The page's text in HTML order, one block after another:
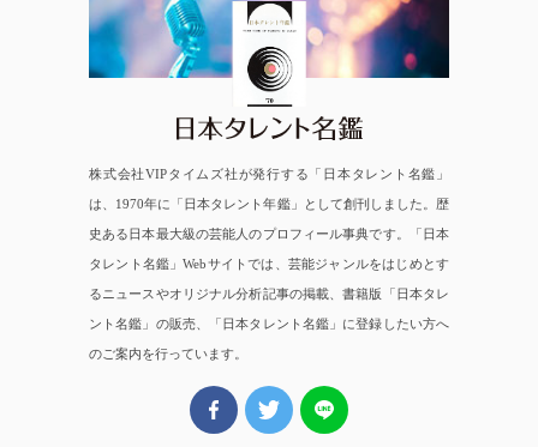
日本タレント名鑑
株式会社VIPタイムズ社が発行する「日本タレント名鑑」
は、1970年に「日本タレント年鑑」として創刊しました。歴
史ある日本最大級の芸能人のプロフィール事典です。「日本
タレント名鑑」Webサイトでは、芸能ジャンルをはじめとす
るニュースやオリジナル分析記事の掲載、書籍版「日本タレ
ント名鑑」の販売、「日本タレント名鑑」に登録したい方へ
のご案内を行っています。